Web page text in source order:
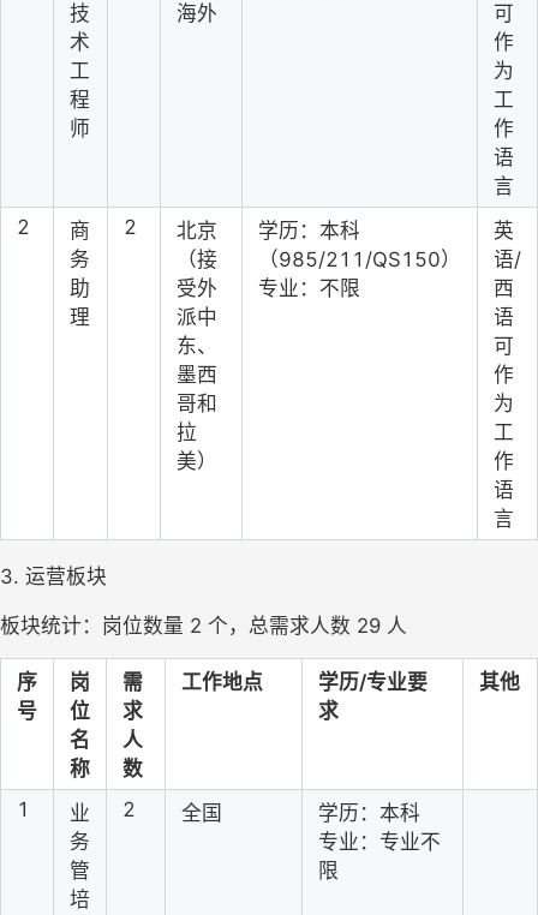
技
术
工
程
师
海外
可
作
为
工
作
语
言
2
商
务
助
理
2
北京
（接
受外
派中
东、
墨西
哥和
拉
美）
学历：本科
（985/211/QS150）
专业：不限
英
语/
西
语
可
作
为
工
作
语
言
3. 运营板块
板块统计：岗位数量 2 个，总需求人数 29 人
序
号
岗
位
名
称
需
求
人
数
工作地点
学历/专业要
求
其他
1
业
务
管
培
2 全国
学历：本科
专业：专业不
限